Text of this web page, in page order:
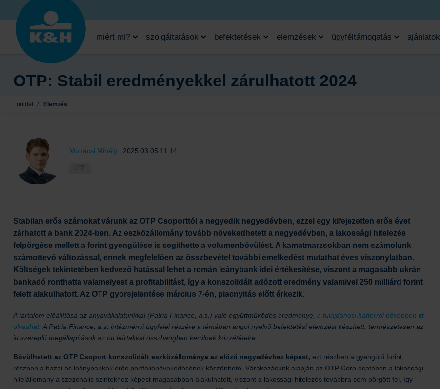
miért mi? szolgáltatások befektetések elemzések ügyféltámogatás ajánlatok
OTP: Stabil eredményekkel zárulhatott 2024
Főoldal / Elemzés
Mohácsi Mihály | 2025.03.05 11:14
Stabilan erős számokat várunk az OTP Csoporttól a negyedik negyedévben, ezzel egy kifejezetten erős évet
zárhatott a bank 2024-ben. Az eszközállomány tovább növekedhetett a negyedévben, a lakossági hitelezés
felpörgése mellett a forint gyengülése is segíthette a volumenbővülést. A kamatmarzsokban nem számolunk
számottevő változással, ennek megfelelően az összbevétel további emelkedést mutathat éves viszonylatban.
Költségek tekintetében kedvező hatással lehet a román leánybank idei értékesítése, viszont a magasabb ukrán
bankadó ronthatta valamelyest a profitabilitást, így a konszolidált adózott eredmény valamivel 250 milliárd forint
felett alakulhatott. Az OTP gyorsjelentése március 7-én, piacnyitás előtt érkezik.
A tartalom előállítása az anyavállalatunkkal (Patria Finance, a.s.) való együttműködés eredménye, a tulajdonosi háttérről bővebben itt
olvashat. A Patria Finance, a.s. intézményi ügyfelei részére a témában angol nyelvű befektetési elemzést készített, természetesen az
itt szereplő megállapítások az ott leírtakkal összhangban kerülnek közzétételre.
Bővülhetett az OTP Csoport konszolidált eszközállománya az előző negyedévhez képest, ezt részben a gyengülő forint,
részben a hazai és leánybankok erős portfoliónövekedésének köszönhető. Várakozásunk alapján az OTP Core esetében a lakossági
hitelállomány a szezonális szintekhez képest magasabban alakulhatott, viszont a lakossági hitelezés továbbra sem pörgött fel, így